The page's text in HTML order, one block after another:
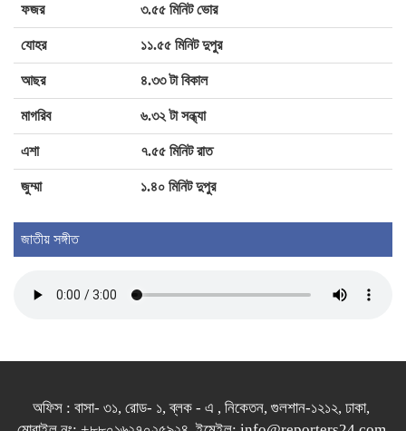
‘রাষ্ট্রপতি’ প্রশ্নে ‘কিছুই জানেন না’ বলছেন মির্জা
ফখরুল
দেশ গঠনে আলেম-ওলামাদের সঙ্গে নিয়ে কাজ করতে
চাই: প্রধানমন্ত্রী
ফজর ৩.৫৫ মিনিট ভোর
যোহর ১১.৫৫ মিনিট দুপুর
আছর ৪.৩৩ টা বিকাল
মাগরিব ৬.৩২ টা সন্ধ্যা
এশা ৭.৫৫ মিনিট রাত
জুম্মা ১.৪০ মিনিট দুপুর
জাতীয় সঙ্গীত
অফিস : বাসা- ৩১, রোড- ১, ব্লক - এ , নিকেতন, গুলশান-১২১২, ঢাকা,